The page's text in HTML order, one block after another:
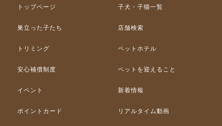
トップページ 子犬・子猫一覧
巣立った子たち 店舗検索
トリミング ペットホテル
安心補償制度 ペットを迎えること
イベント 新着情報
ポイントカード リアルタイム動画